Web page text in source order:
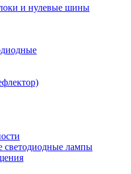
и нулевые шины
светодиодные лампы